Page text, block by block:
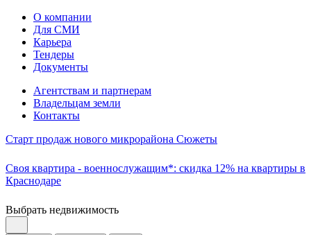
О компании
Для СМИ
Карьера
Тендеры
Документы
Агентствам и партнерам
Владельцам земли
Контакты
Старт продаж нового микрорайона Сюжеты
Своя квартира - военнослужащим*: скидка 12% на квартиры в
Краснодаре
Выбрать недвижимость